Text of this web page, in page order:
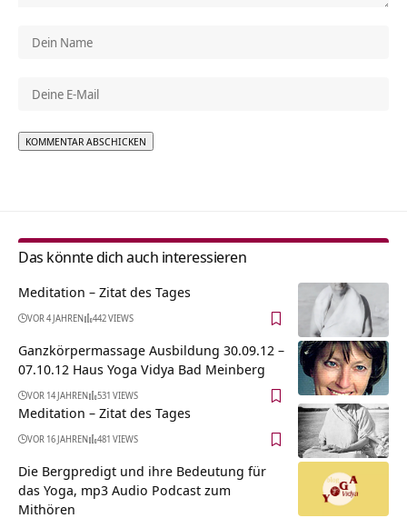
Das könnte dich auch interessieren
Meditation – Zitat des Tages
VOR 4 JAHREN 442 VIEWS
Ganzkörpermassage Ausbildung 30.09.12 –
07.10.12 Haus Yoga Vidya Bad Meinberg
VOR 14 JAHREN 531 VIEWS
Meditation – Zitat des Tages
VOR 16 JAHREN 481 VIEWS
Die Bergpredigt und ihre Bedeutung für
das Yoga, mp3 Audio Podcast zum
Mithören